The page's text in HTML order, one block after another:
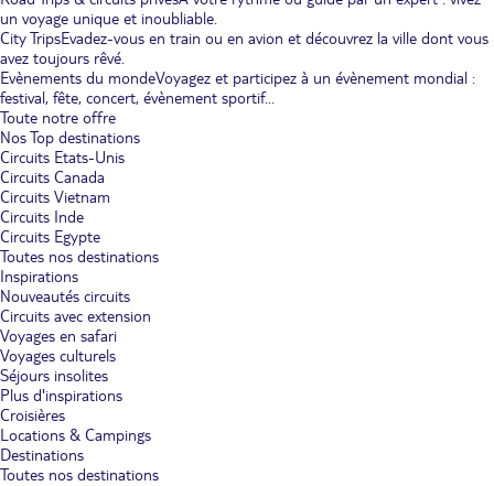
un voyage unique et inoubliable.
City TripsEvadez-vous en train ou en avion et découvrez la ville dont vous
avez toujours rêvé.
Evènements du mondeVoyagez et participez à un évènement mondial :
festival, fête, concert, évènement sportif...
Toute notre offre
Nos Top destinations
Circuits Etats-Unis
Circuits Canada
Circuits Vietnam
Circuits Inde
Circuits Egypte
Toutes nos destinations
Inspirations
Nouveautés circuits
Circuits avec extension
Voyages en safari
Voyages culturels
Séjours insolites
Plus d'inspirations
Croisières
Locations & Campings
Destinations
Toutes nos destinations